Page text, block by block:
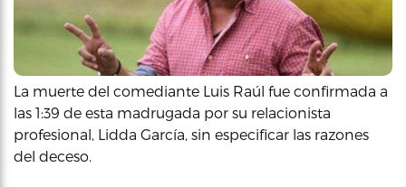
La muerte del comediante Luis Raúl fue confirmada a
las 1:39 de esta madrugada por su relacionista
profesional, Lidda García, sin especificar las razones
del deceso.